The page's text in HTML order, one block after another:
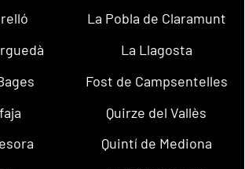
La Pobla de Claramunt
La Llagosta
Fost de Campsentelles
Quirze del Vallès
Quintí de Mediona